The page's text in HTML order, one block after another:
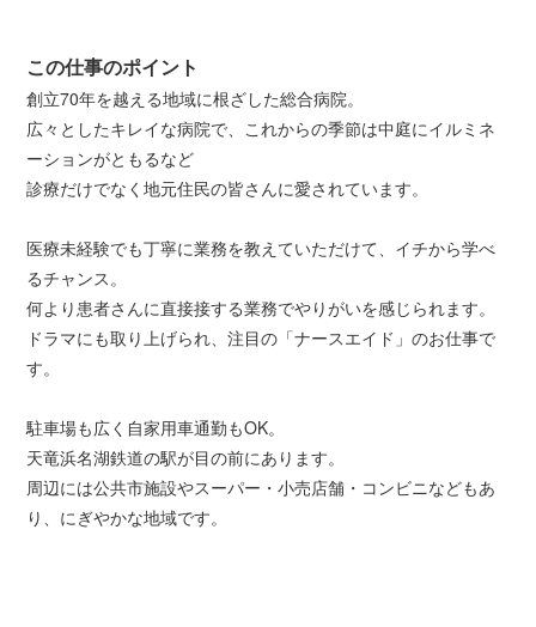
この仕事のポイント
創立70年を越える地域に根ざした総合病院。
広々としたキレイな病院で、これからの季節は中庭にイルミネ
ーションがともるなど
診療だけでなく地元住民の皆さんに愛されています。
医療未経験でも丁寧に業務を教えていただけて、イチから学べ
るチャンス。
何より患者さんに直接接する業務でやりがいを感じられます。
ドラマにも取り上げられ、注目の「ナースエイド」のお仕事で
す。
駐車場も広く自家用車通勤もOK。
天竜浜名湖鉄道の駅が目の前にあります。
周辺には公共市施設やスーパー・小売店舗・コンビニなどもあ
り、にぎやかな地域です。